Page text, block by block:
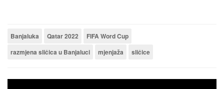
Banjaluka Qatar 2022
FIFA Word Cup
razmjena sličica u Banjaluci
mjenjaža sličice